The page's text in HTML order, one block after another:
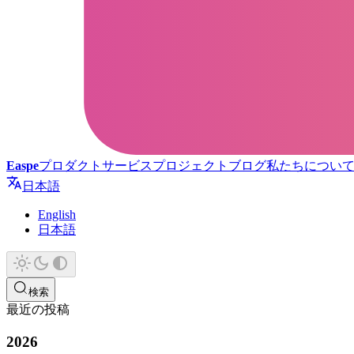
Easpeプロダクト サービスプロジェクト ブログ私たちについて
日本語
English
日本語
検索
最近の投稿
2026